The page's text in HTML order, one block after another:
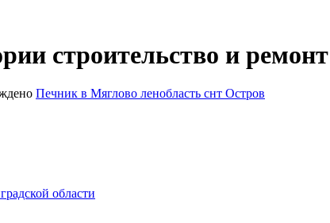
строительство и ремонт
Печник в Мяглово ленобласть снт Остров
области